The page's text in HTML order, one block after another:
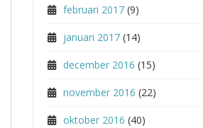
februari 2017 (9)
januari 2017 (14)
december 2016 (15)
november 2016 (22)
oktober 2016 (40)